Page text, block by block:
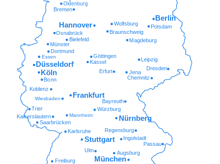
Freiburg
Augsburg
Ulm
Passau
Ingolstadt
Regensburg
Karlsruhe
Saarbrücken
Kaiserslautern Mannheim
Würzburg
Trier
Wiesbaden Bayreuth
Koblenz
Chemnitz
Bonn
Erfurt Jena
Dresden
Kassel
Göttingen
Essen
Dortmund
Münster
Magdeburg
Bielefeld
Braunschweig
Osnabrück
Potsdam
Wolfsburg
Oldenburg
München
Stuttgart
Nürnberg
Frankfurt
Köln
Düsseldorf
Leipzig
Hannover
Berlin
Bremen